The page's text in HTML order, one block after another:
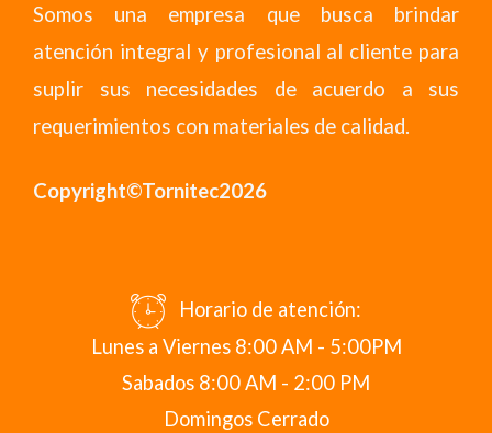
Somos una empresa que busca brindar
atención integral y profesional al cliente para
suplir sus necesidades de acuerdo a sus
requerimientos con materiales de calidad.
Copyright©Tornitec2026
Horario de atención:
Lunes a Viernes 8:00 AM - 5:00PM
Sabados 8:00 AM - 2:00 PM
Domingos Cerrado